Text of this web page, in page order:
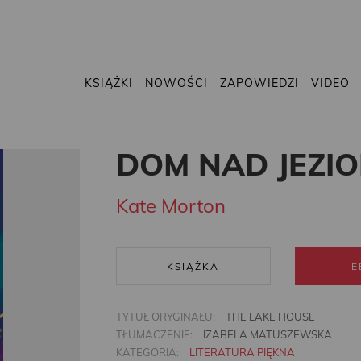
KSIĄŻKI NOWOŚCI ZAPOWIEDZI VIDEO
DOM NAD
Kate Morton
KSIĄŻKA
TYTUŁ ORYGINAŁU:
THE LAKE HOUSE
TŁUMACZENIE:
IZABELA MATUSZEWSKA
KATEGORIA:
LITERATURA PIĘKNA